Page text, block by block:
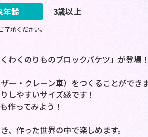
年齢
3歳以上
承ください。
くのりものブロックバケツ」が登場！
・クレーン車）をつくることができま
しやすいサイズ感です！
作ってみよう！
作った世界の中で楽しめます。